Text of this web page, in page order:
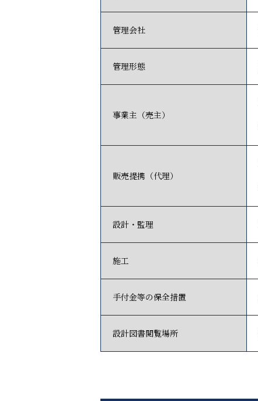
管理会社
管理形態
事業主（売主）
販売提携（代理）
設計・監理
施工
手付金等の保全措置
設計図書閲覧場所